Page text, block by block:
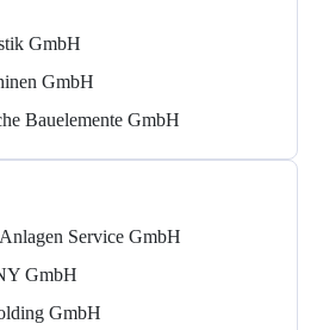
GmbH
GmbH
Bauelemente GmbH
Service GmbH
GmbH
GmbH